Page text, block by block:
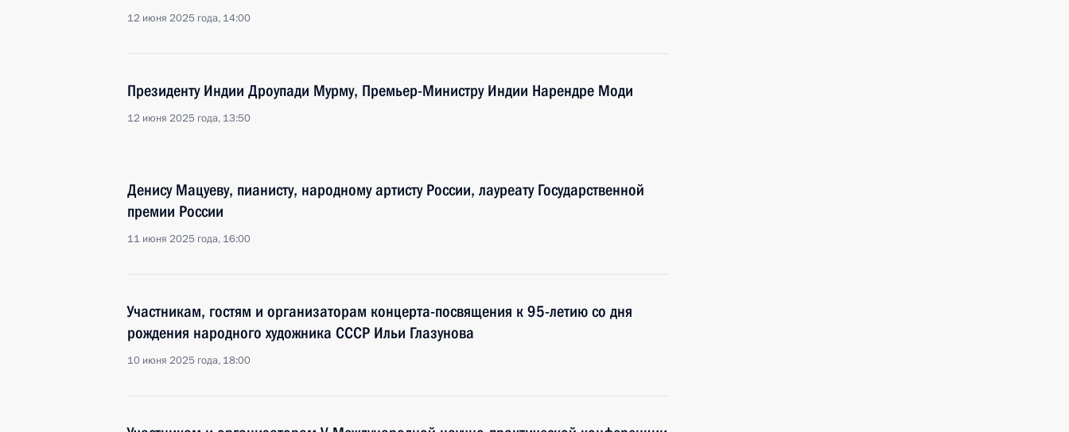
12 июня 2025 года, 14:00
Президенту Индии Дроупади Мурму, Премьер-Министру Индии Нарендре Моди
12 июня 2025 года, 13:50
Денису Мацуеву, пианисту, народному артисту России, лауреату Государственной
премии России
11 июня 2025 года, 16:00
Участникам, гостям и организаторам концерта-посвящения к 95-летию со дня
рождения народного художника СССР Ильи Глазунова
10 июня 2025 года, 18:00